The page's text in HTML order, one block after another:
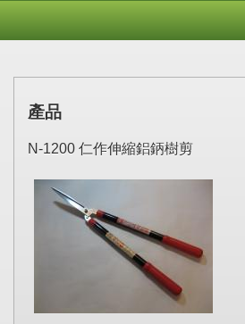
產品
N-1200 仁作伸縮鋁鈵樹剪